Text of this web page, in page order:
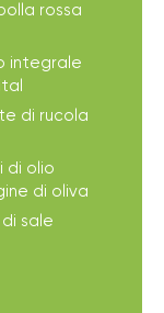
rossa
integrale
di rucola
di olio
di oliva
sale